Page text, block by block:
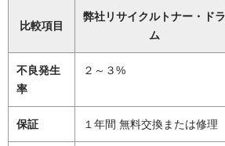
比較項目
弊社リサイクルトナー・ドラ
ム
不良発生
率
２～３%
保証 １年間 無料交換または修理